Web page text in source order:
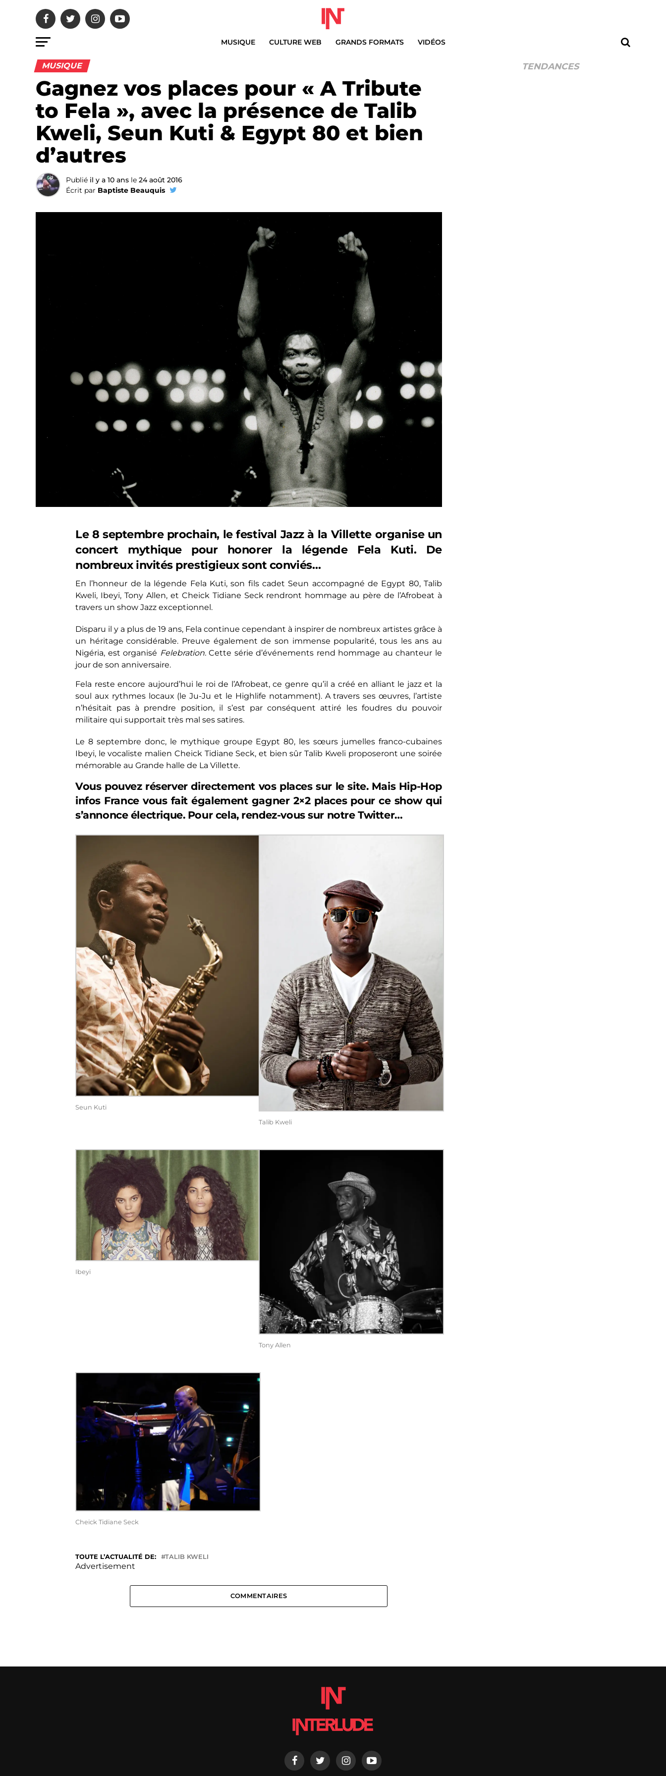
MUSIQUE CULTURE WEB GRANDS FORMATS VIDÉOS
MUSIQUE
Gagnez vos places pour « A Tribute
to Fela », avec la présence de Talib
Kweli, Seun Kuti & Egypt 80 et bien
d’autres
Publié il y a 10 ans le 24 août 2016
Écrit par Baptiste Beauquis
Le 8 septembre prochain, le festival Jazz à la Villette organise un
concert mythique pour honorer la légende Fela Kuti. De
nombreux invités prestigieux sont conviés…
En l’honneur de la légende Fela Kuti, son fils cadet Seun accompagné de Egypt 80, Talib
Kweli, Ibeyi, Tony Allen, et Cheick Tidiane Seck rendront hommage au père de l’Afrobeat à
travers un show Jazz exceptionnel.
Disparu il y a plus de 19 ans, Fela continue cependant à inspirer de nombreux artistes grâce à
un héritage considérable. Preuve également de son immense popularité, tous les ans au
Nigéria, est organisé Felebration.Cette série d’événements rend hommage au chanteur le
jour de son anniversaire.
Fela reste encore aujourd’hui le roi de l’Afrobeat, ce genre qu’il a créé en alliant le jazz et la
soul aux rythmes locaux (le Ju-Ju et le Highlife notamment). A travers ses œuvres, l’artiste
n’hésitait pas à prendre position, il s’est par conséquent attiré les foudres du pouvoir
militaire qui supportait très mal ses satires.
Le 8 septembre donc, le mythique groupe Egypt 80, les sœurs jumelles franco-cubaines
Ibeyi, le vocaliste malien Cheick Tidiane Seck, et bien sûr Talib Kweli proposeront une soirée
mémorable au Grande halle de La Villette.
Vous pouvez réserver directement vos places sur le site. Mais Hip-Hop
infos France vous fait également gagner 2×2 places pour ce show qui
s’annonce électrique. Pour cela, rendez-vous sur notreTwitter…
Seun Kuti
Talib Kweli
Ibeyi
Tony Allen
Cheick Tidiane Seck
TOUTE L’ACTUALITÉ DE: TALIB KWELI
Advertisement
COMMENTAIRES
TENDANCES